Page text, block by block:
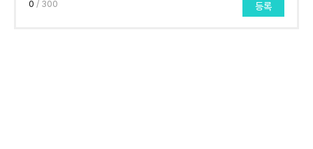
0 / 300 등록